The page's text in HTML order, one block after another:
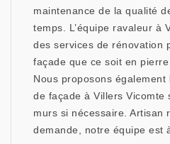
maintenance de la qualité
temps. L’équipe ravaleur à
des services de rénovation
façade que ce soit en
Nous proposons
de façade à Villers Vicomte
murs si nécessaire. Artisan
demande, notre équipe est